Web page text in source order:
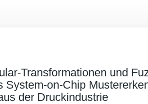
Transformationen und
System-on-Chip
der Druckindustrie